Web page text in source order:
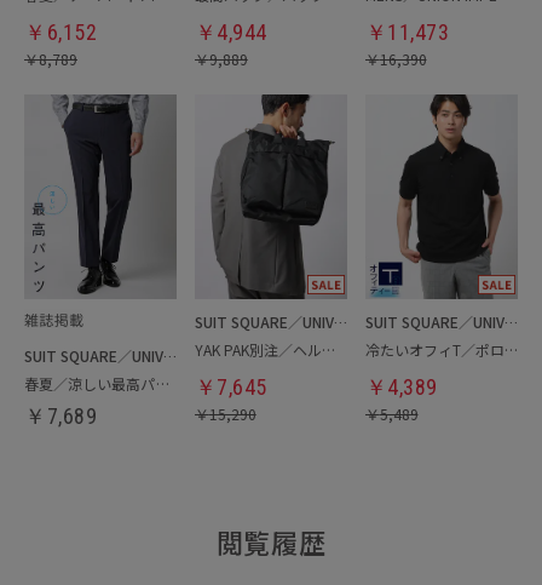
￥ 6,152
￥8,789
￥ 4,944
￥9,889
￥ 11,473
￥16,390
SUIT SQUARE／UNIVERSAL LANGUAGE
春夏／涼しい最高パンツ
￥ 7,689
SUIT SQUARE／UNIVERSAL LANGUAGE
YAK PAK別注／ヘルメットバッグ
￥ 7,645
￥15,290
SUIT SQUARE／UNIVERSAL LANGUAGE
冷たいオフィT／ポロシャツ
￥ 4,389
￥5,489
閲覧履歴